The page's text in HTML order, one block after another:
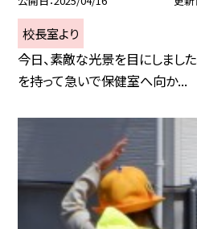
校長室より
今日、素敵な光景を目にしまし
を持って急いで保健室へ向か...